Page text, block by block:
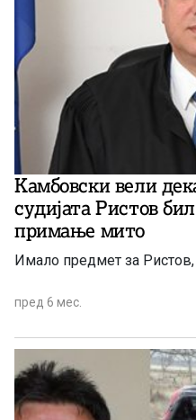
Камбовски вели
судијата Ристов
примање мито
Имало предмет за
пред 6 мес.